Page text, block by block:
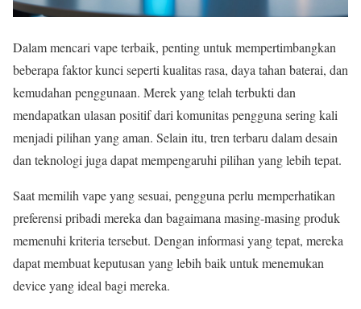
Dalam mencari vape terbaik, penting untuk mempertimbangkan
beberapa faktor kunci seperti kualitas rasa, daya tahan baterai, dan
kemudahan penggunaan. Merek yang telah terbukti dan
mendapatkan ulasan positif dari komunitas pengguna sering kali
menjadi pilihan yang aman. Selain itu, tren terbaru dalam desain
dan teknologi juga dapat mempengaruhi pilihan yang lebih tepat.
Saat memilih vape yang sesuai, pengguna perlu memperhatikan
preferensi pribadi mereka dan bagaimana masing-masing produk
memenuhi kriteria tersebut. Dengan informasi yang tepat, mereka
dapat membuat keputusan yang lebih baik untuk menemukan
device yang ideal bagi mereka.